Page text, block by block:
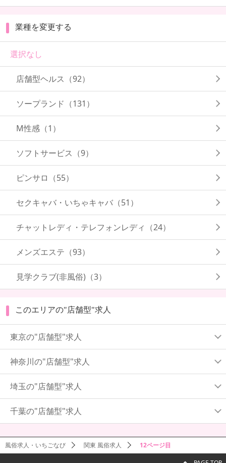
業種を変更する
選択なし
店舗型ヘルス（92）
ソープランド（131）
M性感（1）
ソフトサービス（9）
ピンサロ（55）
セクキャバ・いちゃキャバ（51）
チャットレディ・テレフォンレディ（24）
メンズエステ（93）
見学クラブ(非風俗)（3）
このエリアの"店舗型"求人
東京の"店舗型"求人
神奈川の"店舗型"求人
埼玉の"店舗型"求人
千葉の"店舗型"求人
風俗求人・いちごなび 関東 風俗求人 12ページ目